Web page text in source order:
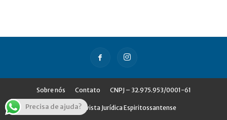
Sobre nós Contato CNPJ – 32.975.953/0001-61
© Jures - Revista Jurídica Espiritossantense
Precisa de ajuda?